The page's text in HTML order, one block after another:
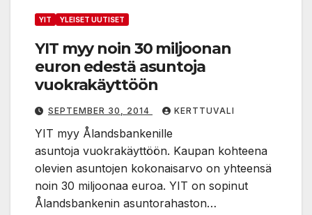
YIT YLEISET UUTISET
YIT myy noin 30 miljoonan
euron edestä asuntoja
vuokrakäyttöön
SEPTEMBER 30, 2014 KERTTUVALI
YIT myy Ålandsbankenille
asuntoja vuokrakäyttöön. Kaupan kohteena
olevien asuntojen kokonaisarvo on yhteensä
noin 30 miljoonaa euroa. YIT on sopinut
Ålandsbankenin asuntorahaston…